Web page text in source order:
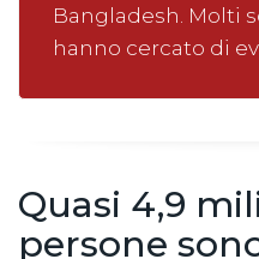
Bangladesh. Molti
hanno cercato di
Quasi 4,9
persone